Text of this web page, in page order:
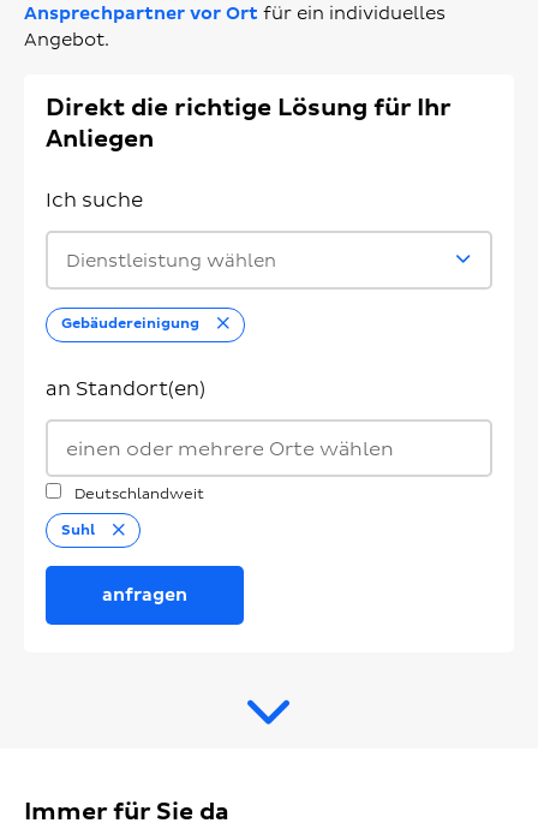
Ansprechpartner vor Ort für ein individuelles
Angebot.
Direkt die richtige Lösung für Ihr
Anliegen
Ich suche
Dienstleistung wählen
Gebäudereinigung Entfernen
an Standort(en)
Deutschlandweit
Suhl
Entfernen
anfragen
Immer für Sie da